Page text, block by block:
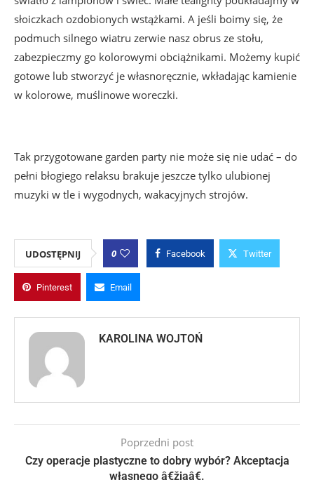
słoiczkach ozdobionych wstążkami. A jeśli boimy się, że
podmuch silnego wiatru zerwie nasz obrus ze stołu,
zabezpieczmy go kolorowymi obciążnikami. Możemy kupić
gotowe lub stworzyć je własnoręcznie, wkładając kamienie
w kolorowe, muślinowe woreczki.
Tak przygotowane garden party nie może się nie udać – do
pełni błogiego relaksu brakuje jeszcze tylko ulubionej
muzyki w tle i wygodnych, wakacyjnych strojów.
UDOSTĘPNIJ 0 Facebook Twitter
Pinterest Email
KAROLINA WOJTOŃ
Poprzedni post
Czy operacje plastyczne to dobry wybór? Akceptacja
własnego â€žjaâ€.